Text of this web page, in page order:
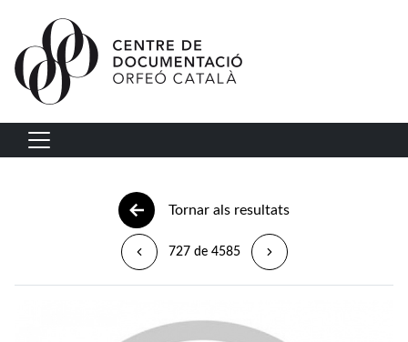
Vés al contingut
Navegació principal
Tornar als resultats
727 de 4585